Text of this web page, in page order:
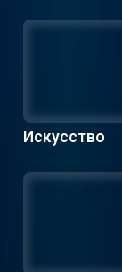
Искусство